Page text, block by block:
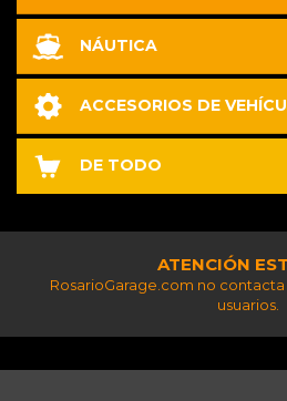
NÁUTICA
ACCESORIOS DE
DE TODO
ATENCIÓN
RosarioGarage.com no
usuarios.